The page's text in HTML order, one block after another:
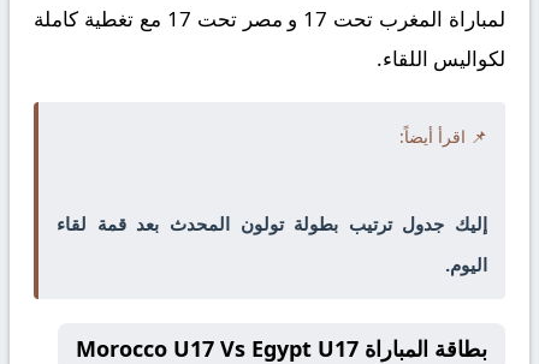
لمباراة المغرب تحت 17 و مصر تحت 17 مع تغطية كاملة
لكواليس اللقاء.
📌 اقرأ أيضاً:
إليك جدول ترتيب بطولة تولون المحدث بعد قمة لقاء
اليوم.
بطاقة المباراة Morocco U17 Vs Egypt U17